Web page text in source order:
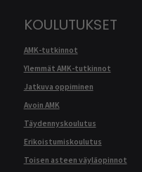
KOULUTUKSET
AMK-tutkinnot
Ylemmät AMK-tutkinnot
Jatkuva oppiminen
Avoin AMK
Täydennyskoulutus
Erikoistumiskoulutus
Toisen asteen väyläopinnot